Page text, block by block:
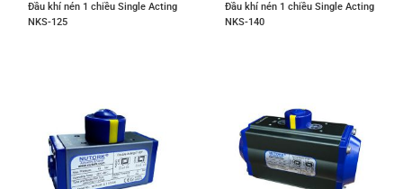
Đầu khí nén 1 chiều Single Acting
NKS-125
Đầu khí nén 1 chiều Single Acting
NKS-140